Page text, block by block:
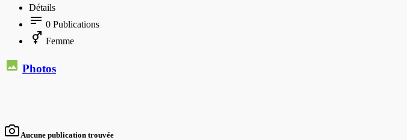
Détails
0 Publications
Femme
Photos
Aucune publication trouvée